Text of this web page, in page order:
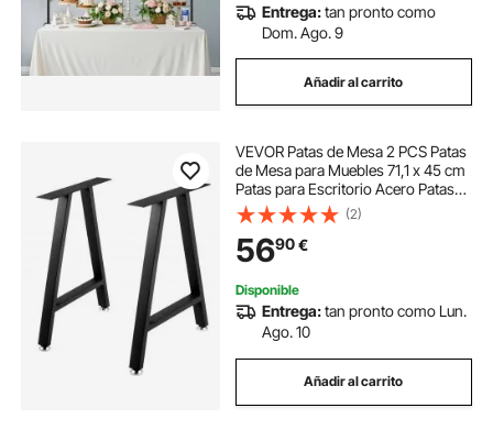
Entrega:tan pronto como
Dom. Ago. 9
Añadir al carrito
VEVOR Patas de Mesa 2 PCS Patas
de Mesa para Muebles 71,1 x 45 cm
Patas para Escritorio Acero Patas
Mesa Industrial Carga 544,3 kg
Patas Mesa Comedor Espesor 2
mm Patas para Mesa Auxiliar Forma
A
(2)
5690€
Disponible
Entrega:tan pronto como Lun.
Ago. 10
Añadir al carrito